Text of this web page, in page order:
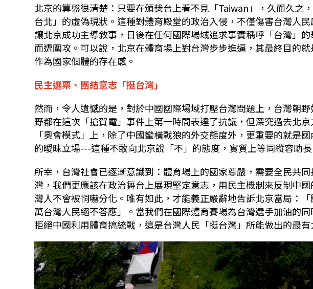
北京的算盤很清楚：只要在頒獎台上看不見「Taiwan」，久而久之
台北」的虛偽現狀。這種對體育殿堂的政治入侵，不僅傷害台灣人
讓北京成功主導敘事，日後在任何國際場域追求事實稱呼「台灣」
而遭圍攻。可以說，北京在體育場上對台灣步步進逼，其最終目的
作為國家個體的存在感。
民主選票、團結意志「挺台灣」
然而，令人遺憾的是，對於中國國際場域打壓台灣問題上，台灣朝
野都在這次「搶賀電」事件上第一時間表達了抗議，但深究過去北
「奧會模式」上，除了中國蠻橫戰狼的外交態度外，更重要的就是
的曖昧立場---這種不敢向北京說「不」的態度，實質上等同縱容助
所幸，台灣社會已逐漸意識到：體育場上的國家尊嚴，需要全民共
灣，我們更應該在政治舞台上展現堅定意志，用民主機制來反制中
灣人不會被恫嚇分化。唯有如此，才能義正嚴辭地告訴北京當局：
萬台灣人民絕不答應」。當我們在國際體育賽場為台灣選手加油的
拒絕中國利用體育搞統戰，這是台灣人民「挺台灣」所能做出的最有